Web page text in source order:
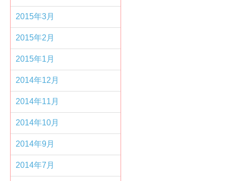
2015年3月
2015年2月
2015年1月
2014年12月
2014年11月
2014年10月
2014年9月
2014年7月